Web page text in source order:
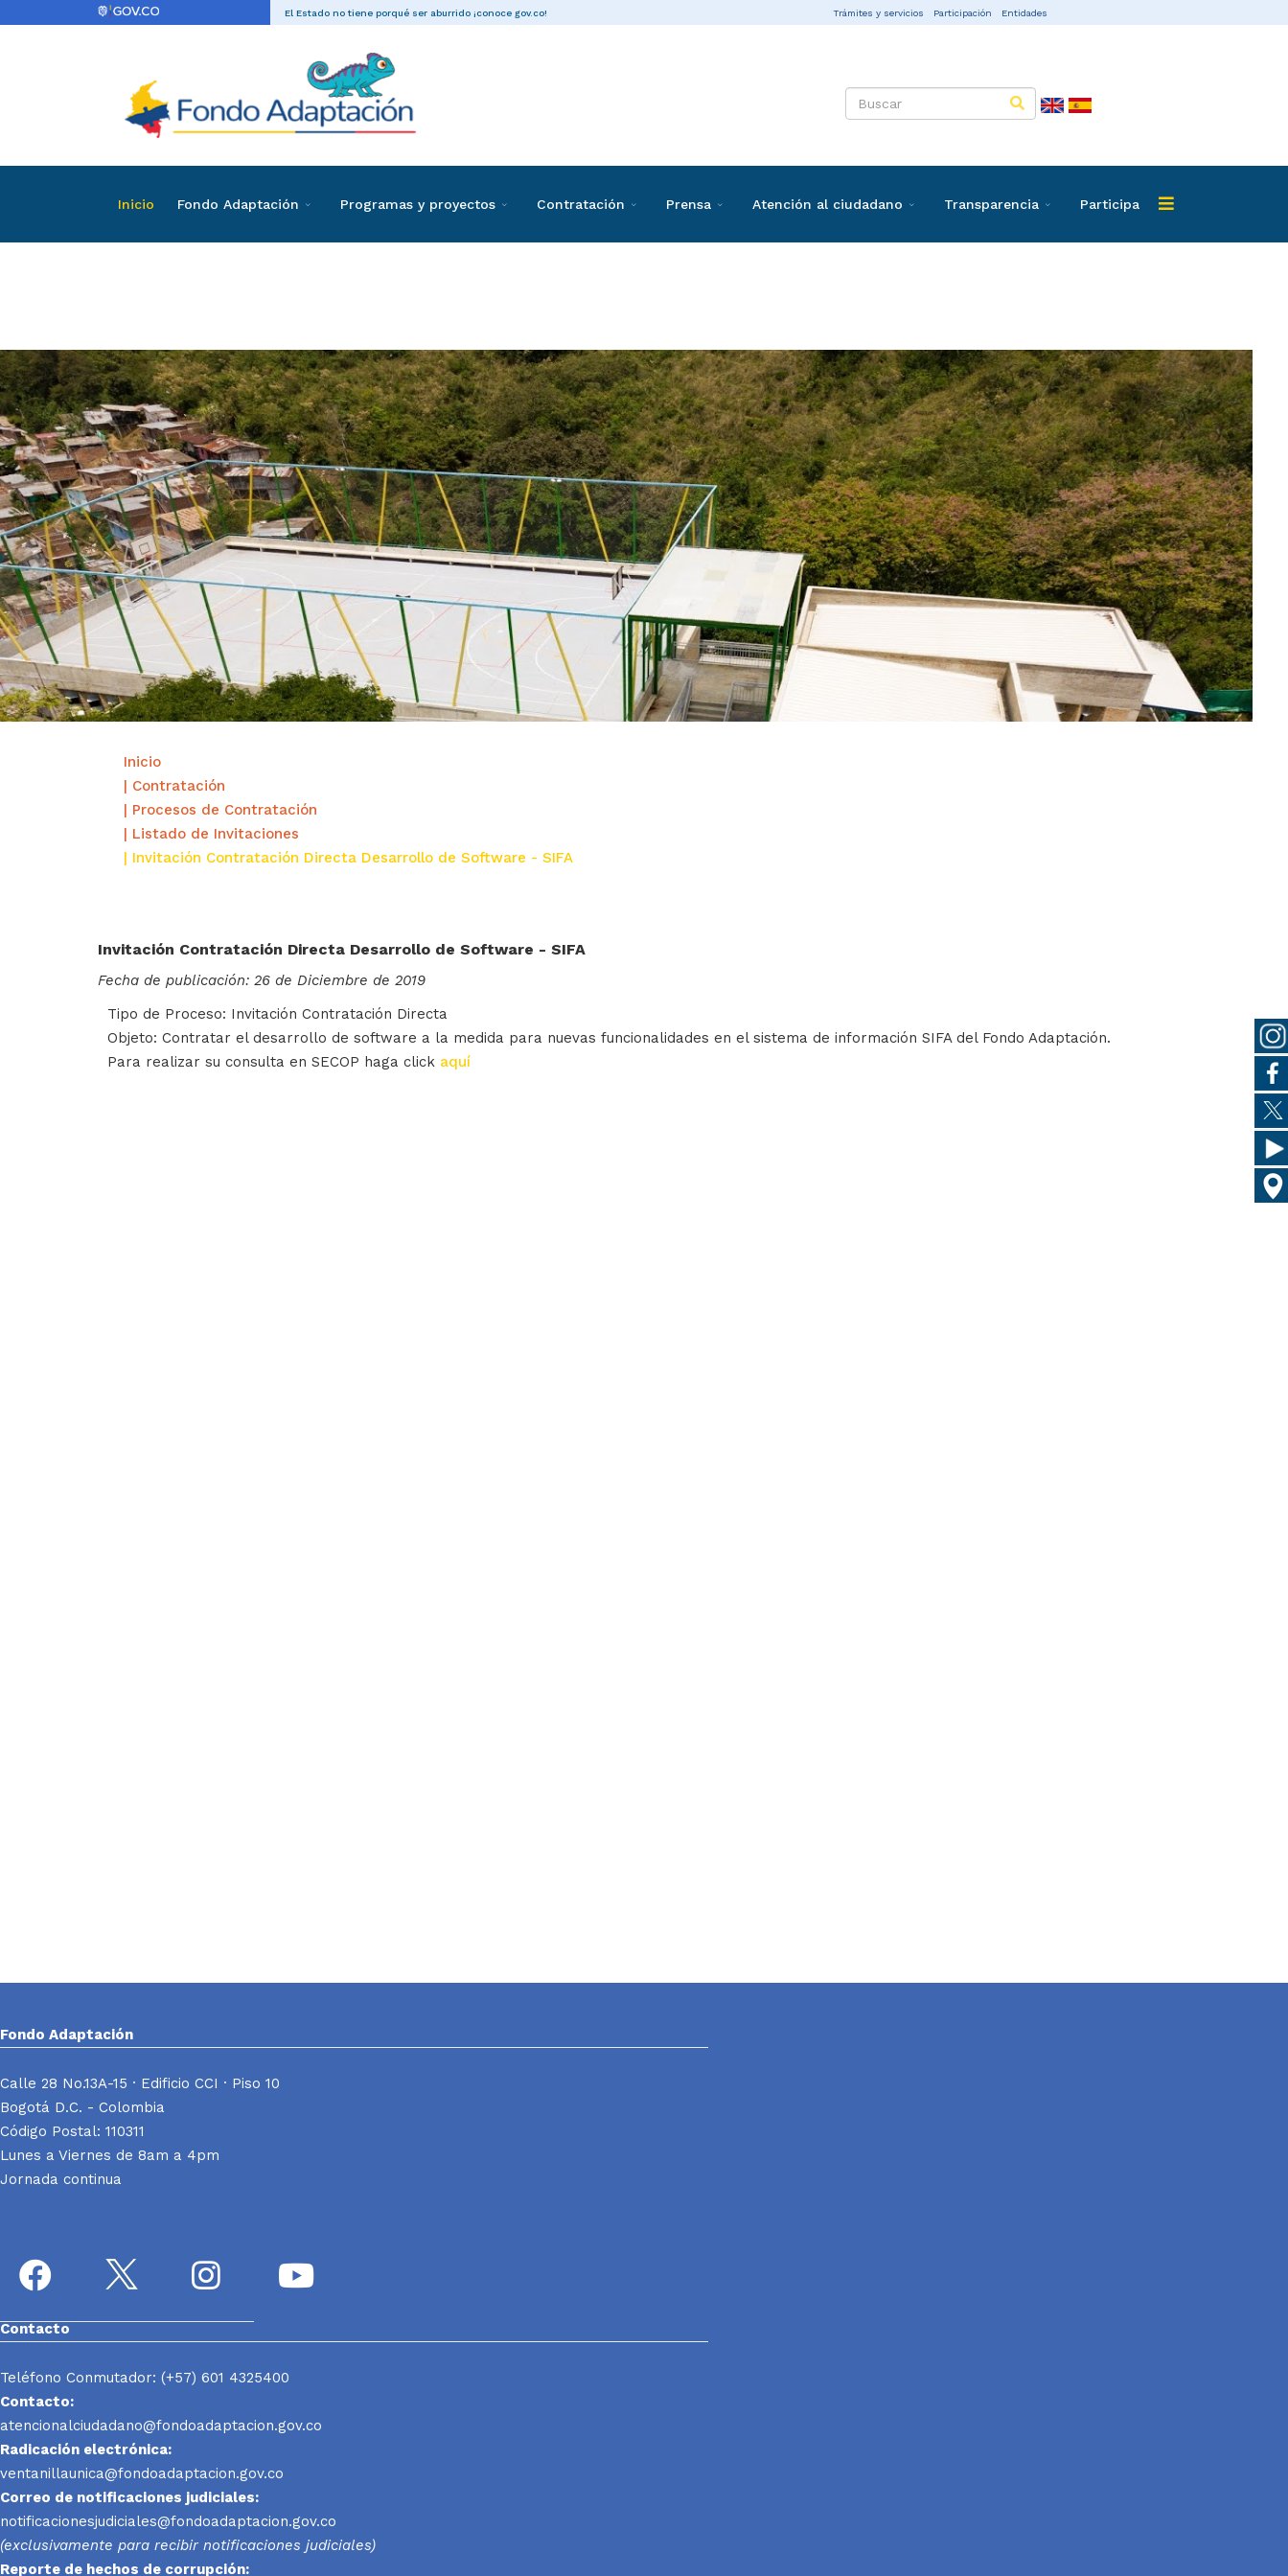
El Estado no tiene porqué ser aburrido ¡conoce gov.co! Trámites y servicios Participación Entidades
Inicio Fondo Adaptación Programas y proyectos Contratación Prensa Atención al ciudadano Transparencia Participa
Listado de invitaciones
Inicio
| Contratación
| Procesos de Contratación
| Listado de Invitaciones
| Invitación Contratación Directa Desarrollo de Software - SIFA
Invitación Contratación Directa Desarrollo de Software - SIFA
Fecha de publicación: 26 de Diciembre de 2019
Tipo de Proceso: Invitación Contratación Directa
Objeto: Contratar el desarrollo de software a la medida para nuevas funcionalidades en el sistema de información SIFA del Fondo Adaptación.
Para realizar su consulta en SECOP haga click aquí
Fondo Adaptación
Calle 28 No.13A-15 · Edificio CCI · Piso 10
Bogotá D.C. - Colombia
Código Postal: 110311
Lunes a Viernes de 8am a 4pm
Jornada continua
Contacto
Teléfono Conmutador: (+57) 601 4325400
Contacto:
atencionalciudadano@fondoadaptacion.gov.co
Radicación electrónica:
ventanillaunica@fondoadaptacion.gov.co
Correo de notificaciones judiciales:
notificacionesjudiciales@fondoadaptacion.gov.co
(exclusivamente para recibir notificaciones judiciales)
Reporte de hechos de corrupción: